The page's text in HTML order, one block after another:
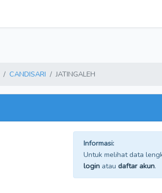
CANDISARI JATINGALEH
Informasi:
Untuk melihat data
login atau daftar akun.